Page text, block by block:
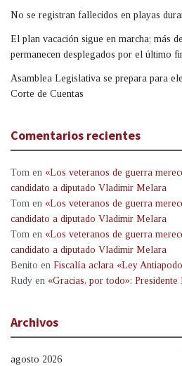
No se registran fallecidos en playas
El plan vacación sigue en marcha; más
permanecen desplegados por el último
Asamblea Legislativa se prepara para
Corte de Cuentas
Comentarios recientes
Tom en «Los veteranos de guerra
candidato a diputado Vladimir Melara
Tom en «Los veteranos de guerra
candidato a diputado Vladimir Melara
Tom en «Los veteranos de guerra
candidato a diputado Vladimir Melara
Benito en Fiscalía aclara «Ley
Rudy en «Gracias, por todo»:
Archivos
agosto 2026